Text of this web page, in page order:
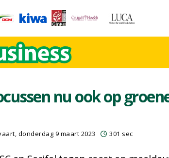
nu ook op
, donderdag 9 maart 2023 301 sec